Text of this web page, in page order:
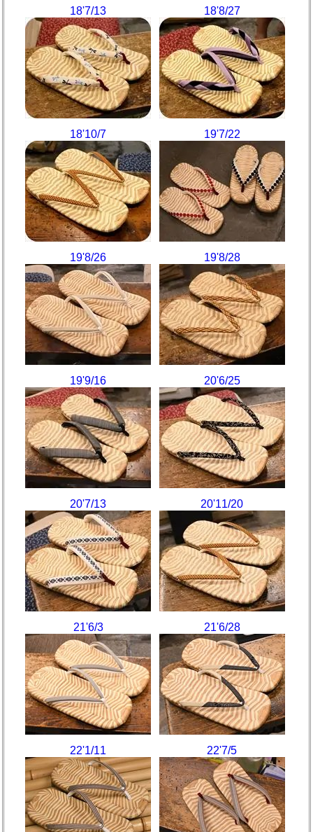
18'7/13 18'8/27
18'10/7 19'7/22
19'8/26 19'8/28
19'9/16 20'6/25
20'7/13 20'11/20
21'6/3 21'6/28
22'1/11 22'7/5